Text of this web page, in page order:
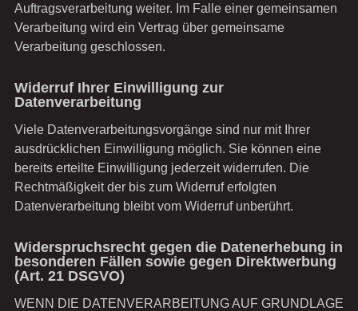
Auftragsverarbeitung weiter. Im Falle einer gemeinsamen
Verarbeitung wird ein Vertrag über gemeinsame
Verarbeitung geschlossen.
Widerruf Ihrer Einwilligung zur
Datenverarbeitung
Viele Datenverarbeitungsvorgänge sind nur mit Ihrer
ausdrücklichen Einwilligung möglich. Sie können eine
bereits erteilte Einwilligung jederzeit widerrufen. Die
Rechtmäßigkeit der bis zum Widerruf erfolgten
Datenverarbeitung bleibt vom Widerruf unberührt.
Widerspruchsrecht gegen die Datenerhebung in
besonderen Fällen sowie gegen Direktwerbung
(Art. 21 DSGVO)
WENN DIE DATENVERARBEITUNG AUF GRUNDLAGE